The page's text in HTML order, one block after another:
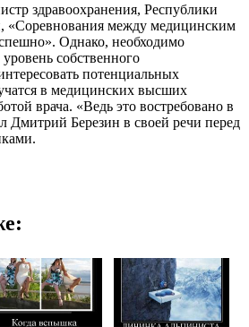
здравоохранения, Республики
«Соревнования между медицинским
Однако, необходимо
собственного
потенциальных
в медицинских высших
врача. «Ведь это востребовано в
Дмитрий Березин в своей речи перед